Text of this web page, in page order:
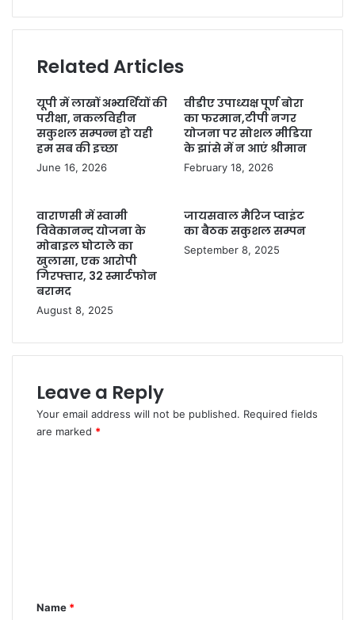
Related Articles
यूपी में लाखों अभ्यर्थियों की
परीक्षा, नकलविहीन
सकुशल सम्पन्न हो यही
हम सब की इच्छा
June 16, 2026
वीडीए उपाध्यक्ष पूर्ण बोरा
का फरमान,टीपी नगर
योजना पर सोशल मीडिया
के झांसे में न आएं श्रीमान
February 18, 2026
वाराणसी में स्वामी
विवेकानन्द योजना के
मोबाइल घोटाले का
खुलासा, एक आरोपी
गिरफ्तार, 32 स्मार्टफोन
बरामद
August 8, 2025
जायसवाल मैरिज प्वाइंट
का बैठक सकुशल सम्पन
September 8, 2025
Leave a Reply
Your email address will not be published. Required fields
are marked *
tName *